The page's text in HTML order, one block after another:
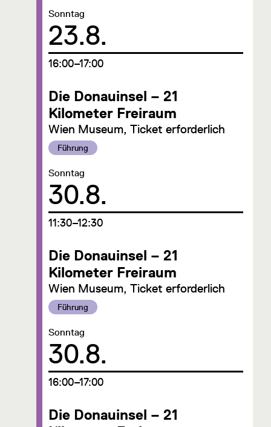
Die Donauinsel – 21
Kilometer Freiraum
Wien Museum, Ticket erforderlich
Kategorie:
Führung
Datum:
23.8.
Sonntag
um
16:00–17:00
Die Donauinsel – 21
Kilometer Freiraum
Wien Museum, Ticket erforderlich
Kategorie:
Führung
Datum:
30.8.
Sonntag
um
11:30–12:30
Die Donauinsel – 21
Datum:
30.8.
Sonntag
um
16:00–17:00